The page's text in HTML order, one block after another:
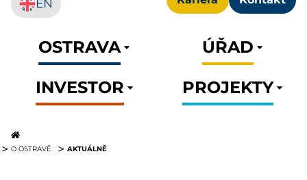
EN
OSTRAVA
ÚŘAD
INVESTOR
PROJEKTY
O OSTRAVĚ AKTUÁLNĚ